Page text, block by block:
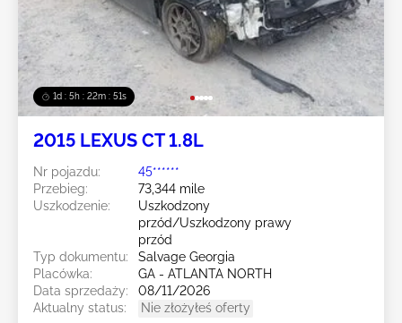
1d : 5h : 22m : 49s
2015 LEXUS CT 1.8L
Nr pojazdu:
45******
Przebieg:
73,344 mile
Uszkodzenie:
Uszkodzony
przód/Uszkodzony prawy
przód
Typ dokumentu:
Salvage Georgia
Placówka:
GA - ATLANTA NORTH
Data sprzedaży:
08/11/2026
Aktualny status:
Nie złożyłeś oferty